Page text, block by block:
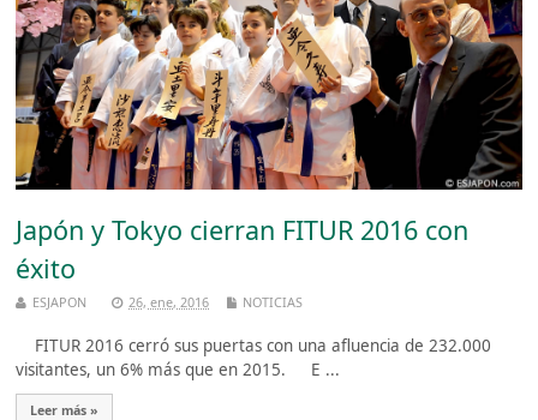
Japón y Tokyo cierran FITUR 2016 con
éxito
ESJAPON 26, ene, 2016 NOTICIAS
FITUR 2016 cerró sus puertas con una afluencia de 232.000
visitantes, un 6% más que en 2015. E ...
Leer más »